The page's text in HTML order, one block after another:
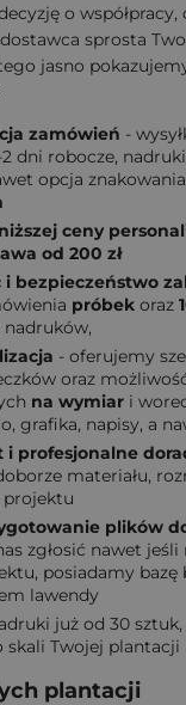
o współpracy,
sprosta
jasno
zamówień -
dni robocze,
opcja
ceny
od 200 zł
i bezpieczeństwo
próbekoraz
- oferujemy
oraz
na wymiari
grafika, napisy, a
i profesjonalne
materiału,
plików
zgłosić nawet jeśli
posiadamy bazę
lawendy
już od 30
skali Twojej plantacji
plantacji